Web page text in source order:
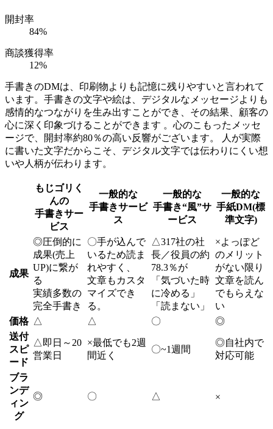
開封率
84%
商談獲得率
12%
手書きのDMは、印刷物よりも記憶に残りやすいと言われて
います。手書きの文字や絵は、デジタルなメッセージよりも
感情的なつながりを生み出すことができ、その結果、顧客の
心に深く印象づけることができます 。心のこもったメッセ
ージで、開封率約80％の高い反響がございます。 人が実際
に書いた文字だからこそ、デジタル文字では伝わりにくい想
いや人柄が伝わります。
もじゴリく
んの
手書きサー
ビス
一般的な
手書きサービ
ス
一般的な
手書き“風”サ
ービス
一般的な
手紙DM(標
準文字)
成果
◎圧倒的に
成果(売上
UP)に繋が
る
実績多数の
完全手書き
〇手が込んで
いるため読ま
れやすく、
文章もカスタ
マイズでき
る。
△317社の社
長／役員の約
78.3％が
「気づいた時
に冷める」
「読まない」
×よっぽど
のメリット
がない限り
文章を読ん
でもらえな
い
価格 △ △ 〇
◎
送付
スピ
ード
△ 即日～20
営業日
×最低でも2週
間近く
〇~1週間
◎自社内で
対応可能
ブラ
ンデ
ィン
グ
◎ 〇 △ ×